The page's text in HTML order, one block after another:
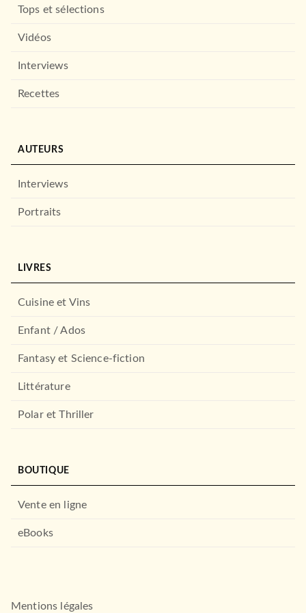
03/04/2013
HACHETTE JEUNESSE
Tops et sélections
Vidéos
Interviews
Recettes
AUTEURS
Interviews
Portraits
LIVRES
Cuisine et Vins
Enfant / Ados
Fantasy et Science-fiction
Littérature
Polar et Thriller
BOUTIQUE
Vente en ligne
eBooks
Mentions légales